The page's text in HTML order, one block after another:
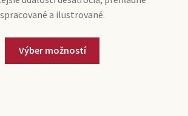
spracované a ilustrované.
Výber možností